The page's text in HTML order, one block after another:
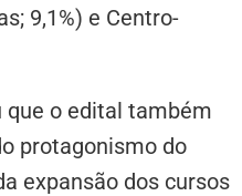
9,1%) e Centro-
que o edital também
protagonismo do
expansão dos cursos